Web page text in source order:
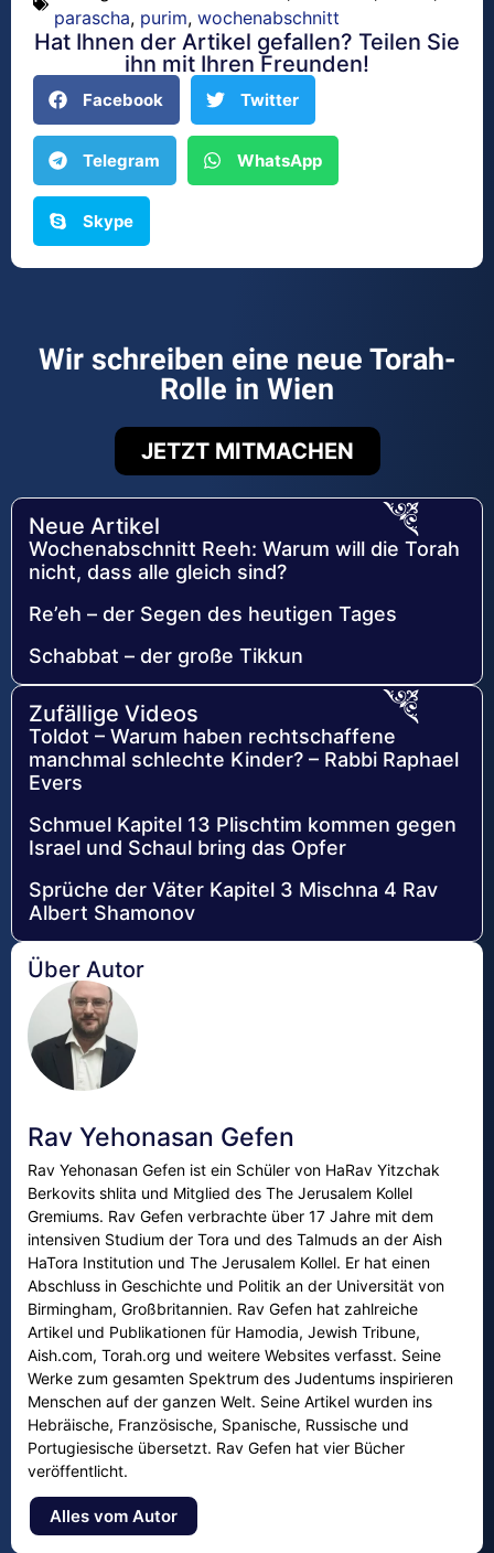
parascha, purim, wochenabschnitt
Hat Ihnen der Artikel gefallen? Teilen Sie
ihn mit Ihren Freunden!
Facebook Twitter
Telegram WhatsApp
Skype
Wir schreiben eine neue Torah-
Rolle in Wien
JETZT MITMACHEN
Neue Artikel
Wochenabschnitt Reeh: Warum will die Torah
nicht, dass alle gleich sind?
Re’eh – der Segen des heutigen Tages
Schabbat – der große Tikkun
Zufällige Videos
Toldot – Warum haben rechtschaffene
manchmal schlechte Kinder? – Rabbi Raphael
Evers
Schmuel Kapitel 13 Plischtim kommen gegen
Israel und Schaul bring das Opfer
Sprüche der Väter Kapitel 3 Mischna 4 Rav
Albert Shamonov
Über Autor
Rav Yehonasan Gefen
Rav Yehonasan Gefen ist ein Schüler von HaRav Yitzchak
Berkovits shlita und Mitglied des The Jerusalem Kollel
Gremiums. Rav Gefen verbrachte über 17 Jahre mit dem
intensiven Studium der Tora und des Talmuds an der Aish
HaTora Institution und The Jerusalem Kollel. Er hat einen
Abschluss in Geschichte und Politik an der Universität von
Birmingham, Großbritannien. Rav Gefen hat zahlreiche
Artikel und Publikationen für Hamodia, Jewish Tribune,
Aish.com, Torah.org und weitere Websites verfasst. Seine
Werke zum gesamten Spektrum des Judentums inspirieren
Menschen auf der ganzen Welt. Seine Artikel wurden ins
Hebräische, Französische, Spanische, Russische und
Portugiesische übersetzt. Rav Gefen hat vier Bücher
veröffentlicht.
Alles vom Autor